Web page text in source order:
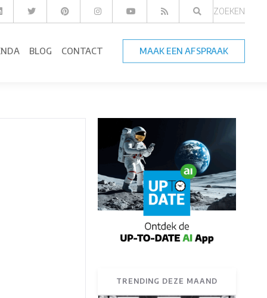
ZOEKEN
BLOG CONTACT MAAK EEN AFSPRAAK
TRENDING DEZE MAAND